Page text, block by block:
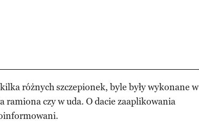
różnych szczepionek, byle były wykonane w
ramiona czy w uda. O dacie zaaplikowania